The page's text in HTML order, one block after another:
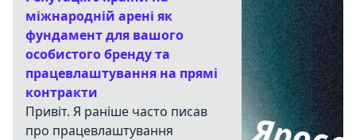
міжнародній арені як
фундамент для вашого
особистого бренду та
працевлаштування на прямі
контракти
Привіт. Я раніше часто писав
про працевлаштування